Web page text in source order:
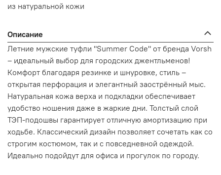
из натуральной кожи
Описание
Летние мужские туфли "Summer Code" от бренда Vorsh
– идеальный выбор для городских джентльменов!
Комфорт благодаря резинке и шнуровке, стиль –
открытая перфорация и элегантный заострённый мыс.
Натуральная кожа верха и подкладки обеспечивает
удобство ношения даже в жаркие дни. Толстый слой
ТЭП-подошвы гарантирует отличную амортизацию при
ходьбе. Классический дизайн позволяет сочетать как со
строгим костюмом, так и с повседневной одеждой.
Идеально подойдут для офиса и прогулок по городу.